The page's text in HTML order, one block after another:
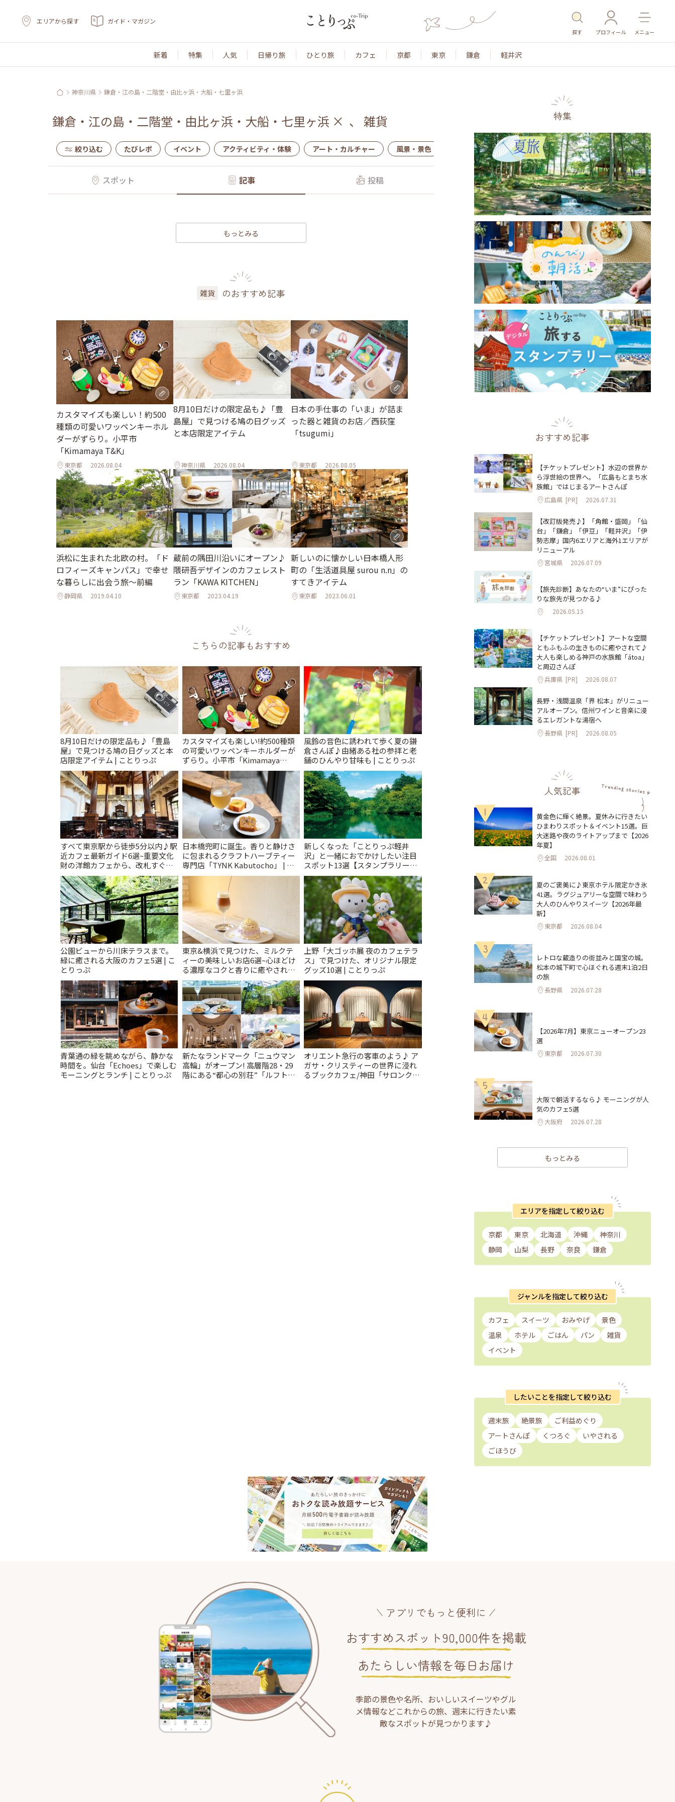
エリアから探す ガイド・マガジン
探す プロフィール メニュー
新着 特集 人気 日帰り旅 ひとり旅 カフェ 京都 東京 鎌倉 軽井沢
神奈川県 鎌倉・江の島・二階堂・由比ヶ浜・大船・七里ヶ浜
鎌倉・江の島・二階堂・由比ヶ浜・大船・七里ヶ浜 × 、 雑貨
絞り込む たびレポ イベント アクティビティ・体験 アート・カルチャー 風景・景色 名所・旧跡 温泉・スパ その他施設 ごはん
スポット 記事 投稿
もっとみる
雑貨 のおすすめ記事
カスタマイズも楽しい！約500
種類の可愛いワッペンキーホル
ダーがずらり。小平市
「Kimamaya T&K」
東京都 2026.08.04
8月10日だけの限定品も♪「豊
島屋」で見つける鳩の日グッズ
と本店限定アイテム
神奈川県 2026.08.04
日本の手仕事の「いま」が詰ま
った器と雑貨のお店／西荻窪
「tsugumi」
東京都 2026.08.05
浜松に生まれた北欧の村。「ド
ロフィーズキャンパス」で幸せ
な暮らしに出会う旅～前編
静岡県 2019.04.10
蔵前の隅田川沿いにオープン♪
隈研吾デザインのカフェレスト
ラン「KAWA KITCHEN」
東京都 2023.04.19
新しいのに懐かしい――日本橋人形
町の「生活道具屋 surou n.n」の
すてきアイテム
東京都 2023.06.01
こちらの記事もおすすめ
8月10日だけの限定品も♪「豊島
屋」で見つける鳩の日グッズと本
店限定アイテム | ことりっぷ
カスタマイズも楽しい!約500種類
の可愛いワッペンキーホルダーが
ずらり。小平市「Kimamaya
T&K」 | ことりっぷ
風鈴の音色に誘われて歩く夏の鎌
倉さんぽ♪由緒ある社の参拝と老
舗のひんやり甘味も | ことりっぷ
すべて東京駅から徒歩5分以内♪駅
近カフェ最新ガイド6選~重要文化
財の洋館カフェから、改札すぐの
レトロ喫茶まで~ | ことりっぷ
日本橋兜町に誕生。香りと静けさ
に包まれるクラフトハーブティー
専門店「TYNK Kabutocho」 | こ
とりっぷ
新しくなった「ことりっぷ軽井
沢」と一緒におでかけしたい注目
スポット13選【スタンプラリー開
催中】 | ことりっぷ
公園ビューから川床テラスまで。
緑に癒される大阪のカフェ5選 | こ
とりっぷ
東京&横浜で見つけた、ミルクテ
ィーの美味しいお店6選~心ほどけ
る濃厚なコクと香りに癒やされる
ティータイム~ | ことりっぷ
上野「大ゴッホ展 夜のカフェテラ
ス」で見つけた、オリジナル限定
グッズ10選 | ことりっぷ
青葉通の緑を眺めながら、静かな
時間を。仙台「Echoes」で楽しむ
モーニングとランチ | ことりっぷ
新たなランドマーク「ニュウマン
高輪」がオープン! 高層階28・29
階にある“都心の別荘”「ルフトバ
オリエント急行の客車のよう♪ ア
ガサ・クリスティーの世界に浸れ
るブックカフェ/神田「サロンクリ
特集
おすすめ記事
【チケットプレゼント】水辺の世界か
ら浮世絵の世界へ。「広島もとまち水
族館」ではじまるアートさんぽ
広島県 [PR] 2026.07.31
【改訂版発売♪】「角館・盛岡」「仙
台」「鎌倉」「伊豆」「軽井沢」「伊
勢志摩」国内6エリアと海外1エリアが
リニューアル
宮城県 2026.07.09
【旅先診断】あなたの“いま”にぴった
りな旅先が見つかる♪
2026.05.15
【チケットプレゼント】アートな空間
ともふもふの生きものに癒やされて♪
大人も楽しめる神戸の水族館「átoa」
と周辺さんぽ
兵庫県 [PR] 2026.08.07
長野・浅間温泉「界 松本」がリニュー
アルオープン。信州ワインと音楽に浸
るエレガントな湯宿へ
長野県 [PR] 2026.08.05
人気記事
1
黄金色に輝く絶景。夏休みに行きたい
ひまわりスポット＆イベント15選。巨
大迷路や夜のライトアップまで【2026
年夏】
全国 2026.08.01
2
夏のご褒美に♪東京ホテル限定かき氷
41選。ラグジュアリーな空間で味わう
大人のひんやりスイーツ【2026年最
新】
東京都 2026.08.04
3
レトロな蔵造りの街並みと国宝の城。
松本の城下町で心ほぐれる週末1泊2日
の旅
長野県 2026.07.28
4
【2026年7月】東京ニューオープン23
選
東京都 2026.07.30
5
大阪で朝活するなら♪ モーニングが人
気のカフェ5選
大阪府 2026.07.28
もっとみる
エリアを指定して絞り込む
京都 東京 北海道 沖縄
神奈川
静岡
山梨 長野 奈良 鎌倉
ジャンルを指定して絞り込む
カフェ スイーツ おみやげ
景色
温泉
ホテル ごはん パン
雑貨
イベント
したいことを指定して絞り込む
週末旅 絶景旅
ご利益めぐり
アートさんぽ
くつろぐ
いやされる
ごほうび
アプリでもっと便利に
おすすめスポット90,000件を掲載
あたらしい情報を毎日お届け
季節の景色や名所、おいしいスイーツやグル
メ情報などこれからの旅、週末に行きたい素
敵なスポットが見つかります♪